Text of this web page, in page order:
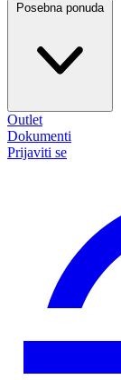
Posebna ponuda
Outlet
Dokumenti
Prijaviti se